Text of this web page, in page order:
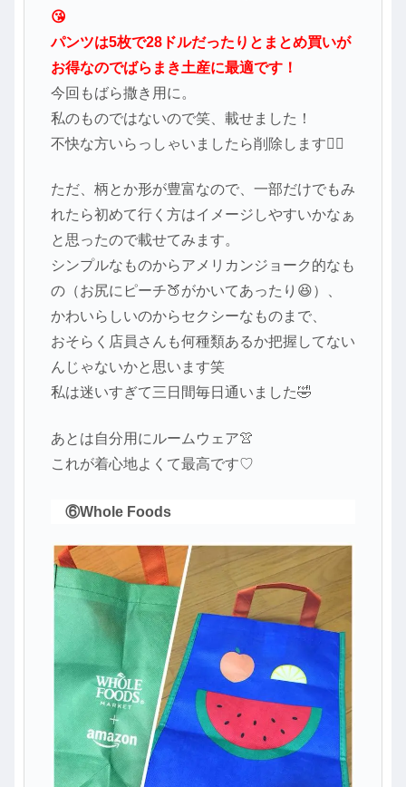
😘
パンツは5枚で28ドルだったりとまとめ買いが
お得なのでばらまき土産に最適です！
今回もばら撒き用に。
私のものではないので笑、載せました！
不快な方いらっしゃいましたら削除します🙇‍♀️
ただ、柄とか形が豊富なので、一部だけでもみ
れたら初めて行く方はイメージしやすいかなぁ
と思ったので載せてみます。
シンプルなものからアメリカンジョーク的なも
の（お尻にピーチ🍑がかいてあったり😆）、
かわいらしいのからセクシーなものまで、
おそらく店員さんも何種類あるか把握してない
んじゃないかと思います笑
私は迷いすぎて三日間毎日通いました🤣
あとは自分用にルームウェア👚
これが着心地よくて最高です♡
⑥Whole Foods